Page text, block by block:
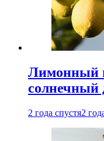
Лимонный
солнечный
2 года спустя2